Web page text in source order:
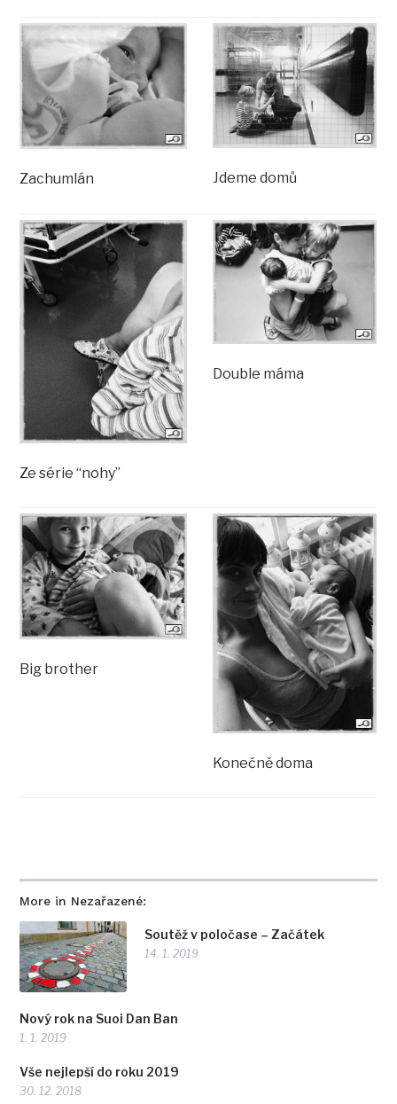
More in Nezařazené:
Soutěž v poločase – Začátek
14. 1. 2019
Nový rok na Suoi Dan Ban
1. 1. 2019
Vše nejlepší do roku 2019
30. 12. 2018
Zachumlán Jdeme domů
Ze série “nohy”
Double máma
Big brother
Konečně doma